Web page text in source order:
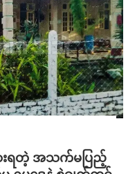
းရတဲ့ အသက်မပြည့်